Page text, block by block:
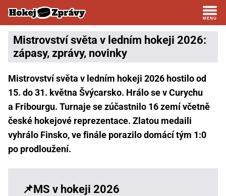
Mistrovství světa v ledním hokeji 2026:
zápasy, zprávy, novinky
Mistrovství světa v ledním hokeji 2026 hostilo od
15. do 31. května Švýcarsko. Hrálo se v Curychu
a Fribourgu. Turnaje se zúčastnilo 16 zemí včetně
české hokejové reprezentace. Zlatou medaili
vyhrálo Finsko, ve finále porazilo domácí tým 1:0
po prodloužení.
MS v hokeji 2026